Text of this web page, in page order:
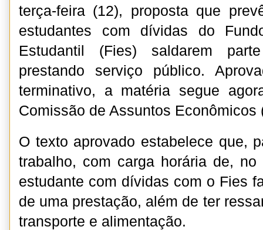
terça-feira (12), proposta que
estudantes com dívidas do
Estudantil (Fies) saldarem
prestando serviço público.
terminativo, a matéria segue
Comissão de Assuntos Econômicos
O texto aprovado estabelece que,
trabalho, com carga horária de,
estudante com dívidas com o Fies
de uma prestação, além de ter
transporte e alimentação.